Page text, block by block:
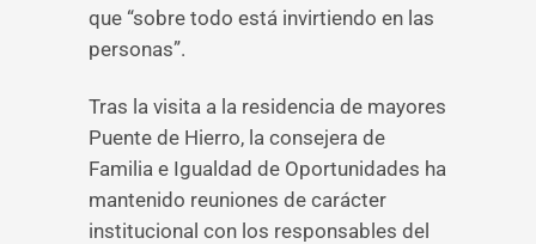
que “sobre todo está invirtiendo en las
personas”.
Tras la visita a la residencia de mayores
Puente de Hierro, la consejera de
Familia e Igualdad de Oportunidades ha
mantenido reuniones de carácter
institucional con los responsables del